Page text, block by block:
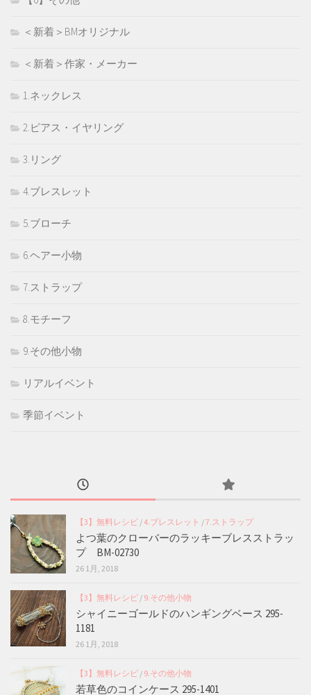
＜新着＞BMオリジナル
＜新着＞作家・メーカー
1.ネックレス
2.ピアス・イヤリング
3.リング
4.ブレスレット
5.ブローチ
6.ヘアー小物
7.ストラップ
8.モチーフ
9.その他小物
リアルイベント
季節イベント
【3】無料レシピ /4.ブレスレット /7.ストラップ
よつ葉のクローバーのラッキーブレスストラッ
プ BM-02730
26 1月, 2018
【3】無料レシピ / 9.その他小物
シャイニーゴールドのハンギングベース 295-
1181
26 1月, 2018
【3】無料レシピ / 9.その他小物
若草色のコインケース 295-1401